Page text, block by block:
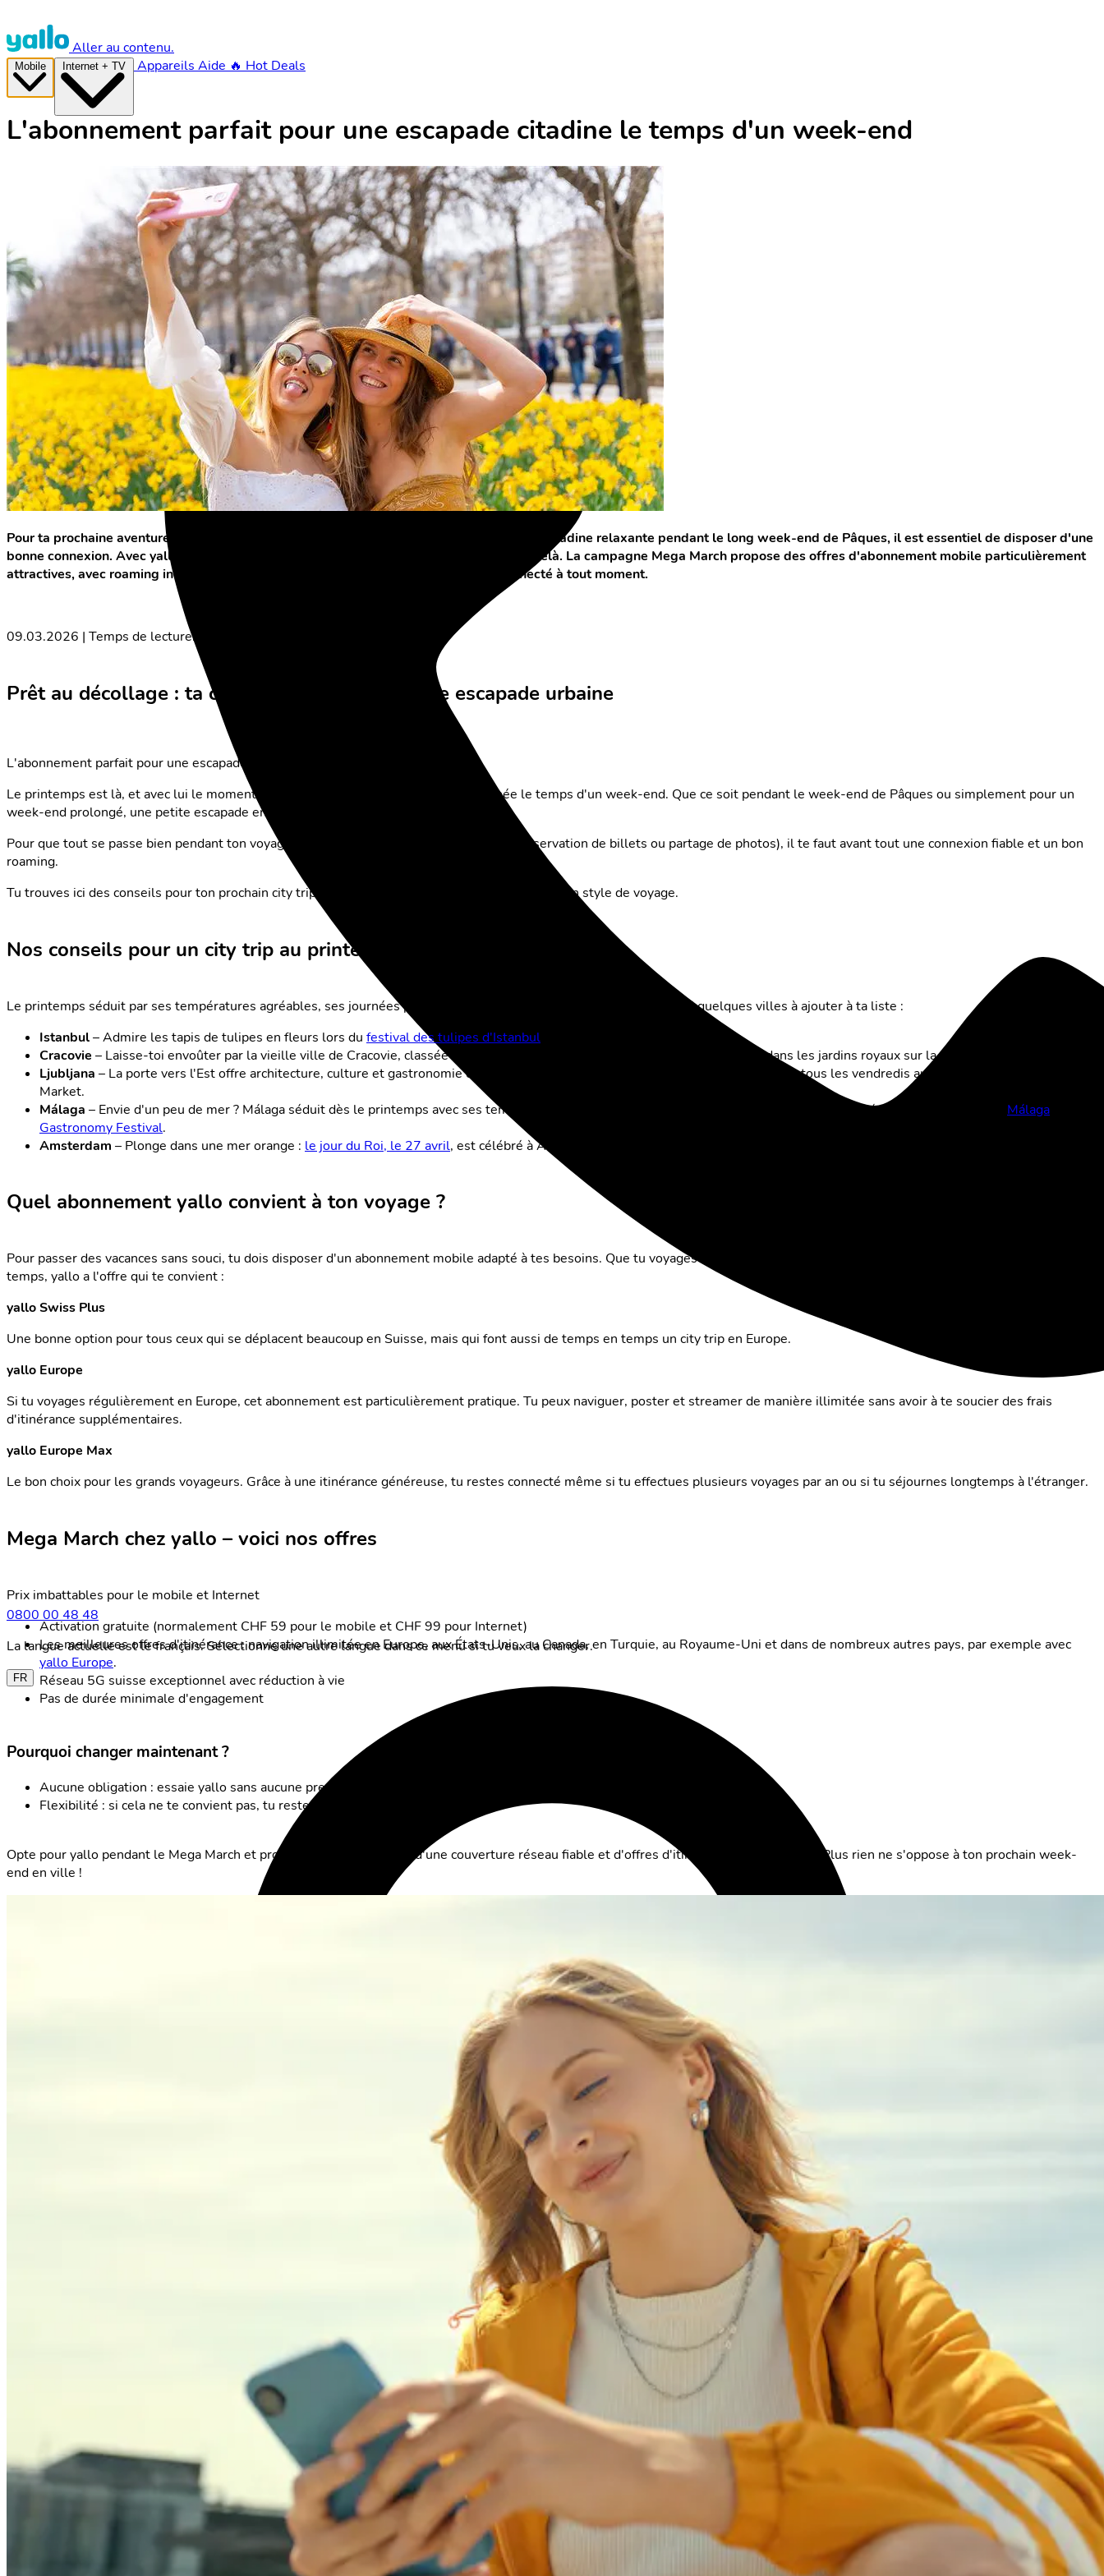
Aller au contenu.
Appareils Aide 🔥 Hot Deals
0800 00 48 48
La langue actuelle est le français. Sélectionne une autre langue dans ce menu si tu veux la changer.
FR
L'abonnement parfait pour une escapade citadine le temps d'un week-end
Pour ta prochaine aventure, qu'il s'agisse d'un petit voyage spontané ou d'une escapade citadine relaxante pendant le long week-end de Pâques, il est essentiel de disposer d'une
bonne connexion. Avec yallo, tu es connecté de manière fiable partout en Suisse et au-delà. La campagne Mega March propose des offres d'abonnement mobile particulièrement
attractives, avec roaming inclus, idéales pour voyager l'esprit tranquille et rester connecté à tout moment.
09.03.2026 | Temps de lecture: 3 minutes
Prêt au décollage : ta connexion idéale pour une escapade urbaine
L'abonnement parfait pour une escapade citadine le temps d'un week-end
Le printemps est là, et avec lui le moment idéal pour une escapade citadine spontanée le temps d'un week-end. Que ce soit pendant le week-end de Pâques ou simplement pour un
week-end prolongé, une petite escapade en Europe est exactement ce qu'il te faut.
Pour que tout se passe bien pendant ton voyage (navigation, recherche de restaurants, réservation de billets ou partage de photos), il te faut avant tout une connexion fiable et un bon
roaming.
Tu trouves ici des conseils pour ton prochain city trip et l'abonnement yallo le mieux adapté à ton style de voyage.
Nos conseils pour un city trip au printemps 2026
Le printemps séduit par ses températures agréables, ses journées plus longues et ses nombreux événements. Voici quelques villes à ajouter à ta liste :
Istanbul– Admire les tapis de tulipes en fleurs lors du festival des tulipes d'Istanbul , qui a lieu chaque année en avril.
Cracovie – Laisse-toi envoûter par la vieille ville de Cracovie, classée au patrimoine mondial de l'UNESCO, et promène-toi dans les jardins royaux sur la colline du château.
Ljubljana – La porte vers l'Est offre architecture, culture et gastronomie dans un format compact. Déguste les spécialités locales tous les vendredis au marché Open Kitchen Food
Market.
Málaga – Envie d'un peu de mer ? Málaga séduit dès le printemps avec ses températures chaudes, ses fleurs magnifiques et sa cuisine raffinée, notamment lors du Málaga
Gastronomy Festival.
Amsterdam – Plonge dans une mer orange : le jour du Roi, le 27 avril, est célébré à Amsterdam sur les canaux – bonne ambiance garantie !
Quel abonnement yallo convient à ton voyage ?
Pour passer des vacances sans souci, tu dois disposer d'un abonnement mobile adapté à tes besoins. Que tu voyages beaucoup ou que tu ne te rendes à l'étranger que de temps en
temps, yallo a l'offre qui te convient :
yallo Swiss Plus
Une bonne option pour tous ceux qui se déplacent beaucoup en Suisse, mais qui font aussi de temps en temps un city trip en Europe.
yallo Europe
Si tu voyages régulièrement en Europe, cet abonnement est particulièrement pratique. Tu peux naviguer, poster et streamer de manière illimitée sans avoir à te soucier des frais
d'itinérance supplémentaires.
yallo Europe Max
Le bon choix pour les grands voyageurs. Grâce à une itinérance généreuse, tu restes connecté même si tu effectues plusieurs voyages par an ou si tu séjournes longtemps à l'étranger.
Mega March chez yallo – voici nos offres
Prix imbattables pour le mobile et Internet
Activation gratuite (normalement CHF 59 pour le mobile et CHF 99 pour Internet)
Les meilleures offres d'itinérance : navigation illimitée en Europe, aux États-Unis, au Canada, en Turquie, au Royaume-Uni et dans de nombreux autres pays, par exemple avec
yallo Europe.
Réseau 5G suisse exceptionnel avec réduction à vie
Pas de durée minimale d'engagement
Pourquoi changer maintenant ?
Aucune obligation : essaie yallo sans aucune pression.
Flexibilité : si cela ne te convient pas, tu restes flexible.
Opte pour yallo pendant le Mega March et profite de prix équitables, d'une couverture réseau fiable et d'offres d'itinérance avantageuses. Plus rien ne s'oppose à ton prochain week-
end en ville !